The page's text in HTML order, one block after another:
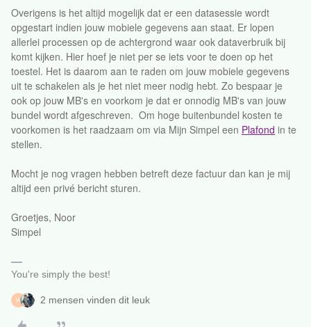
Overigens is het altijd mogelijk dat er een datasessie wordt
opgestart indien jouw mobiele gegevens aan staat. Er lopen
allerlei processen op de achtergrond waar ook dataverbruik bij
komt kijken. Hier hoef je niet per se iets voor te doen op het
toestel. Het is daarom aan te raden om jouw mobiele gegevens
uit te schakelen als je het niet meer nodig hebt. Zo bespaar je
ook op jouw MB's en voorkom je dat er onnodig MB's van jouw
bundel wordt afgeschreven. Om hoge buitenbundel kosten te
voorkomen is het raadzaam om via Mijn Simpel een Plafond in te
stellen.
Mocht je nog vragen hebben betreft deze factuur dan kan je mij
altijd een privé bericht sturen.
Groetjes, Noor
Simpel
You're simply the best!
W 2 mensen vinden dit leuk